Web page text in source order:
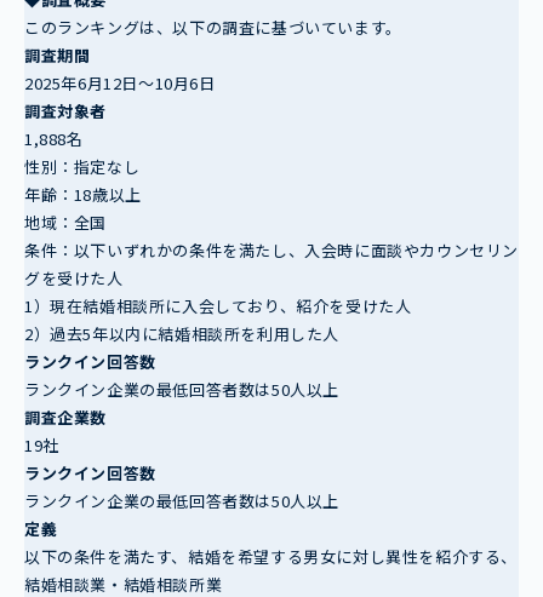
このランキングは、以下の調査に基づいています。
調査期間
2025年6月12日～10月6日
調査対象者
1,888名
性別：指定なし
年齢：18歳以上
地域：全国
条件：以下いずれかの条件を満たし、入会時に面談やカウンセリン
グを受けた人
1）現在結婚相談所に入会しており、紹介を受けた人
2）過去5年以内に結婚相談所を利用した人
ランクイン回答数
ランクイン企業の最低回答者数は50人以上
調査企業数
19社
ランクイン回答数
ランクイン企業の最低回答者数は50人以上
定義
以下の条件を満たす、結婚を希望する男女に対し異性を紹介する、
結婚相談業・結婚相談所業